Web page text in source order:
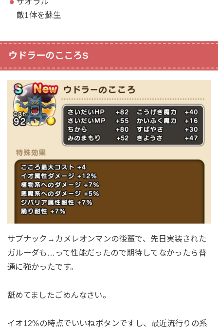
敵1体を蘇生
ウドラーのこころS
サブナック→カメレオンマンの後輩で、先日実装された
ガルーダも…って性能だったので期待してなかったら普
通に強かったです。
舐めてましたごめんなさい。
イオ12%の時点でいいねボタンですし、最近流行りの系